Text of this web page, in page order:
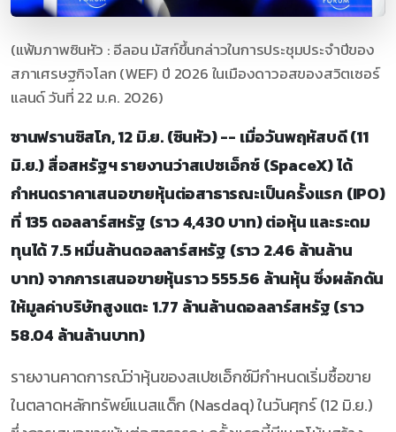
(แฟ้มภาพซินหัว : อีลอน มัสก์ขึ้นกล่าวในการประชุมประจำปีของ
สภาเศรษฐกิจโลก (WEF) ปี 2026 ในเมืองดาวอสของสวิตเซอร์
แลนด์ วันที่ 22 ม.ค. 2026)
ซานฟรานซิสโก, 12 มิ.ย. (ซินหัว) -- เมื่อวันพฤหัสบดี (11
มิ.ย.) สื่อสหรัฐฯ รายงานว่าสเปซเอ็กซ์ (SpaceX) ได้
กำหนดราคาเสนอขายหุ้นต่อสาธารณะเป็นครั้งแรก (IPO)
ที่ 135 ดอลลาร์สหรัฐ (ราว 4,430 บาท) ต่อหุ้น และระดม
ทุนได้ 7.5 หมื่นล้านดอลลาร์สหรัฐ (ราว 2.46 ล้านล้าน
บาท) จากการเสนอขายหุ้นราว 555.56 ล้านหุ้น ซึ่งผลักดัน
ให้มูลค่าบริษัทสูงแตะ 1.77 ล้านล้านดอลลาร์สหรัฐ (ราว
58.04 ล้านล้านบาท)
รายงานคาดการณ์ว่าหุ้นของสเปซเอ็กซ์มีกำหนดเริ่มซื้อขาย
ในตลาดหลักทรัพย์แนสแด็ก (Nasdaq) ในวันศุกร์ (12 มิ.ย.)